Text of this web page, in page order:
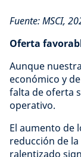
Fuente: MSCI,
Oferta
Aunque
económico y
falta de oferta
operativo.
El aumento de
reducción de
ralentizado